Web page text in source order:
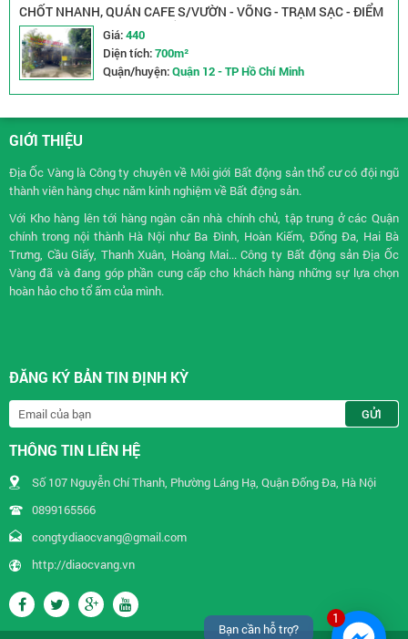
1
Bạn cần hỗ trợ?
CHỐT NHANH, QUÁN CAFE S/VƯỜN - VÕNG - TRẠM SẠC - ĐIỂM
TÂM, DTSD : 750 m2 ĐẸP LẮM, DT Ngang 17m x 44m , MB THUÊ
RẺ CHỈ : 19 tr, Tel : 0988572025 ( chính chủ )
Giá:440
Diện tích:700m²
Quận/huyện:Quận 12 - TP Hồ Chí Minh
GIỚI THIỆU
Địa Ốc Vàng là Công ty chuyên về Môi giới Bất động sảnthổ cư có đội ngũ
thành viên hàng chục năm kinh nghiệm về Bất động sản.
Với Kho hàng lên tới hàng ngàn căn nhà chính chủ, tập trung ở các Quận
chính trong nội thành Hà Nội như Ba Đình, Hoàn Kiếm, Đống Đa, Hai Bà
Trưng, Cầu Giấy, Thanh Xuân, Hoàng Mai... Công ty Bất động sản Địa Ốc
Vàng đã và đang góp phần cung cấp cho khách hàng những sự lựa chọn
hoàn hảo cho tổ ấm của mình.
ĐĂNG KÝ BẢN TIN ĐỊNH KỲ
THÔNG TIN LIÊN HỆ
Số 107 Nguyễn Chí Thanh, Phường Láng Hạ, Quận Đống Đa, Hà Nội
0899165566
congtydiaocvang@gmail.com
http://diaocvang.vn